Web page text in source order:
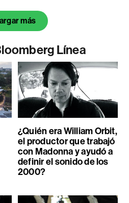
más
Línea
¿Quién era William Orbit,
el productor que trabajó
con Madonna y ayudó a
definir el sonido de los
2000?